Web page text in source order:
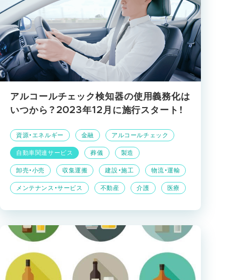
アルコールチェック検知器の使用義務化は
いつから？2023年12月に施行スタート！
メンテナンス・サービス 不動産 介護 医療
卸売・小売 収集運搬 建設・施工 物流・運輸
自動車関連サービス 葬儀 製造
資源・エネルギー 金融 アルコールチェック